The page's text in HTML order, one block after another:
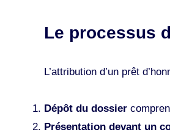
Le processus
L’attribution d’un prêt
Dépôt du dossier
Présentation devant un